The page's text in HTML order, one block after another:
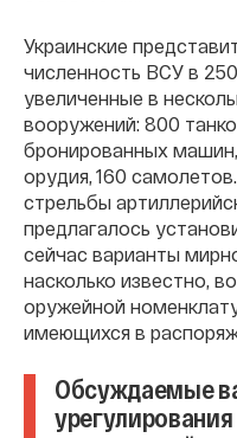
Украинские
численность ВСУ в
увеличенные в
вооружений: 800
бронированных
орудия, 160
стрельбы
предлагалось
сейчас варианты
насколько известно,
оружейной
имеющихся в
Обсуждаемые